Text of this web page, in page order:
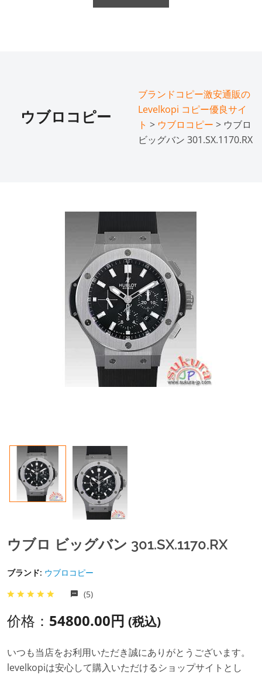
ウブロコピー
ブランドコピー激安通販の
Levelkopi コピー優良サイ
ト > ウブロコピー > ウブロ
ビッグバン 301.SX.1170.RX
ウブロ ビッグバン 301.SX.1170.RX
ブランド: ウブロコピー
(5)
价格： 54800.00円 (税込)
いつも当店をお利用いただき誠にありがとうございます。
levelkopiは安心して購入いただけるショップサイトとし